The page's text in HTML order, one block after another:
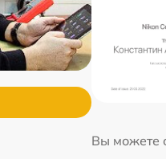
Вы можете